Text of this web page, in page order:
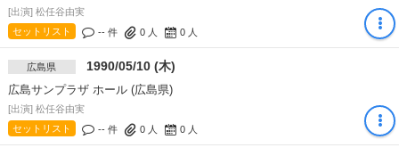
[出演] 松任谷由実
セットリスト
-- 件 0人 0人
広島県 1990/05/10 (木)
広島サンプラザ ホール (広島県)
[出演] 松任谷由実
セットリスト
-- 件 0人 0人